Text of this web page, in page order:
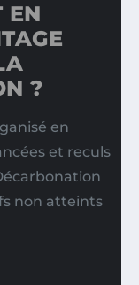
EN
?
en
et reculs
non atteints